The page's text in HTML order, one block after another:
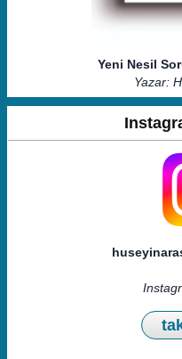
Yeni Nesil
Yazar: